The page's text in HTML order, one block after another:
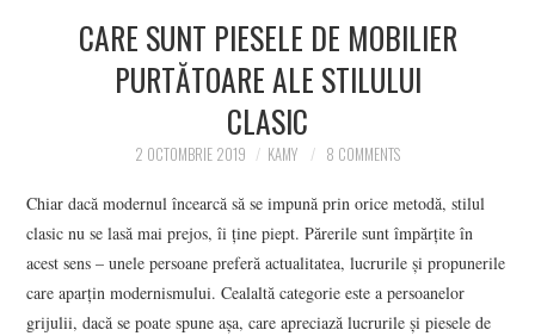
FASHION
CONTACT
CARE SUNT PIESELE DE MOBILIER
PURTĂTOARE ALE STILULUI
CLASIC
2 OCTOMBRIE 2019 KAMY 8 COMMENTS
Chiar dacă modernul încearcă să se impună prin orice metodă, stilul
clasic nu se lasă mai prejos, îi ține piept. Părerile sunt împărțite în
acest sens – unele persoane preferă actualitatea, lucrurile și propunerile
care aparțin modernismului. Cealaltă categorie este a persoanelor
grijulii, dacă se poate spune așa, care apreciază lucrurile și piesele de